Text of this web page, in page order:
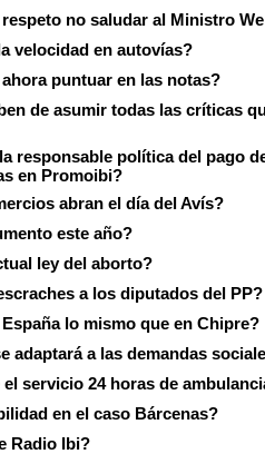
no saludar al Ministro
velocidad en autovías?
puntuar en las notas?
de asumir todas las críticas
responsable política del pago
en Promoibi?
abran el día del Avís?
este año?
ley del aborto?
a los diputados del PP?
lo mismo que en Chipre?
adaptará a las demandas
servicio 24 horas de
en el caso Bárcenas?
Radio Ibi?